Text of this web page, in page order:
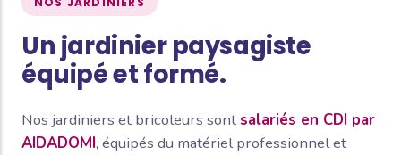
Un jardinier paysagiste
équipé et formé.
Nos jardiniers et bricoleurs sont salariés en CDI par
AIDADOMI, équipés du matériel professionnel et